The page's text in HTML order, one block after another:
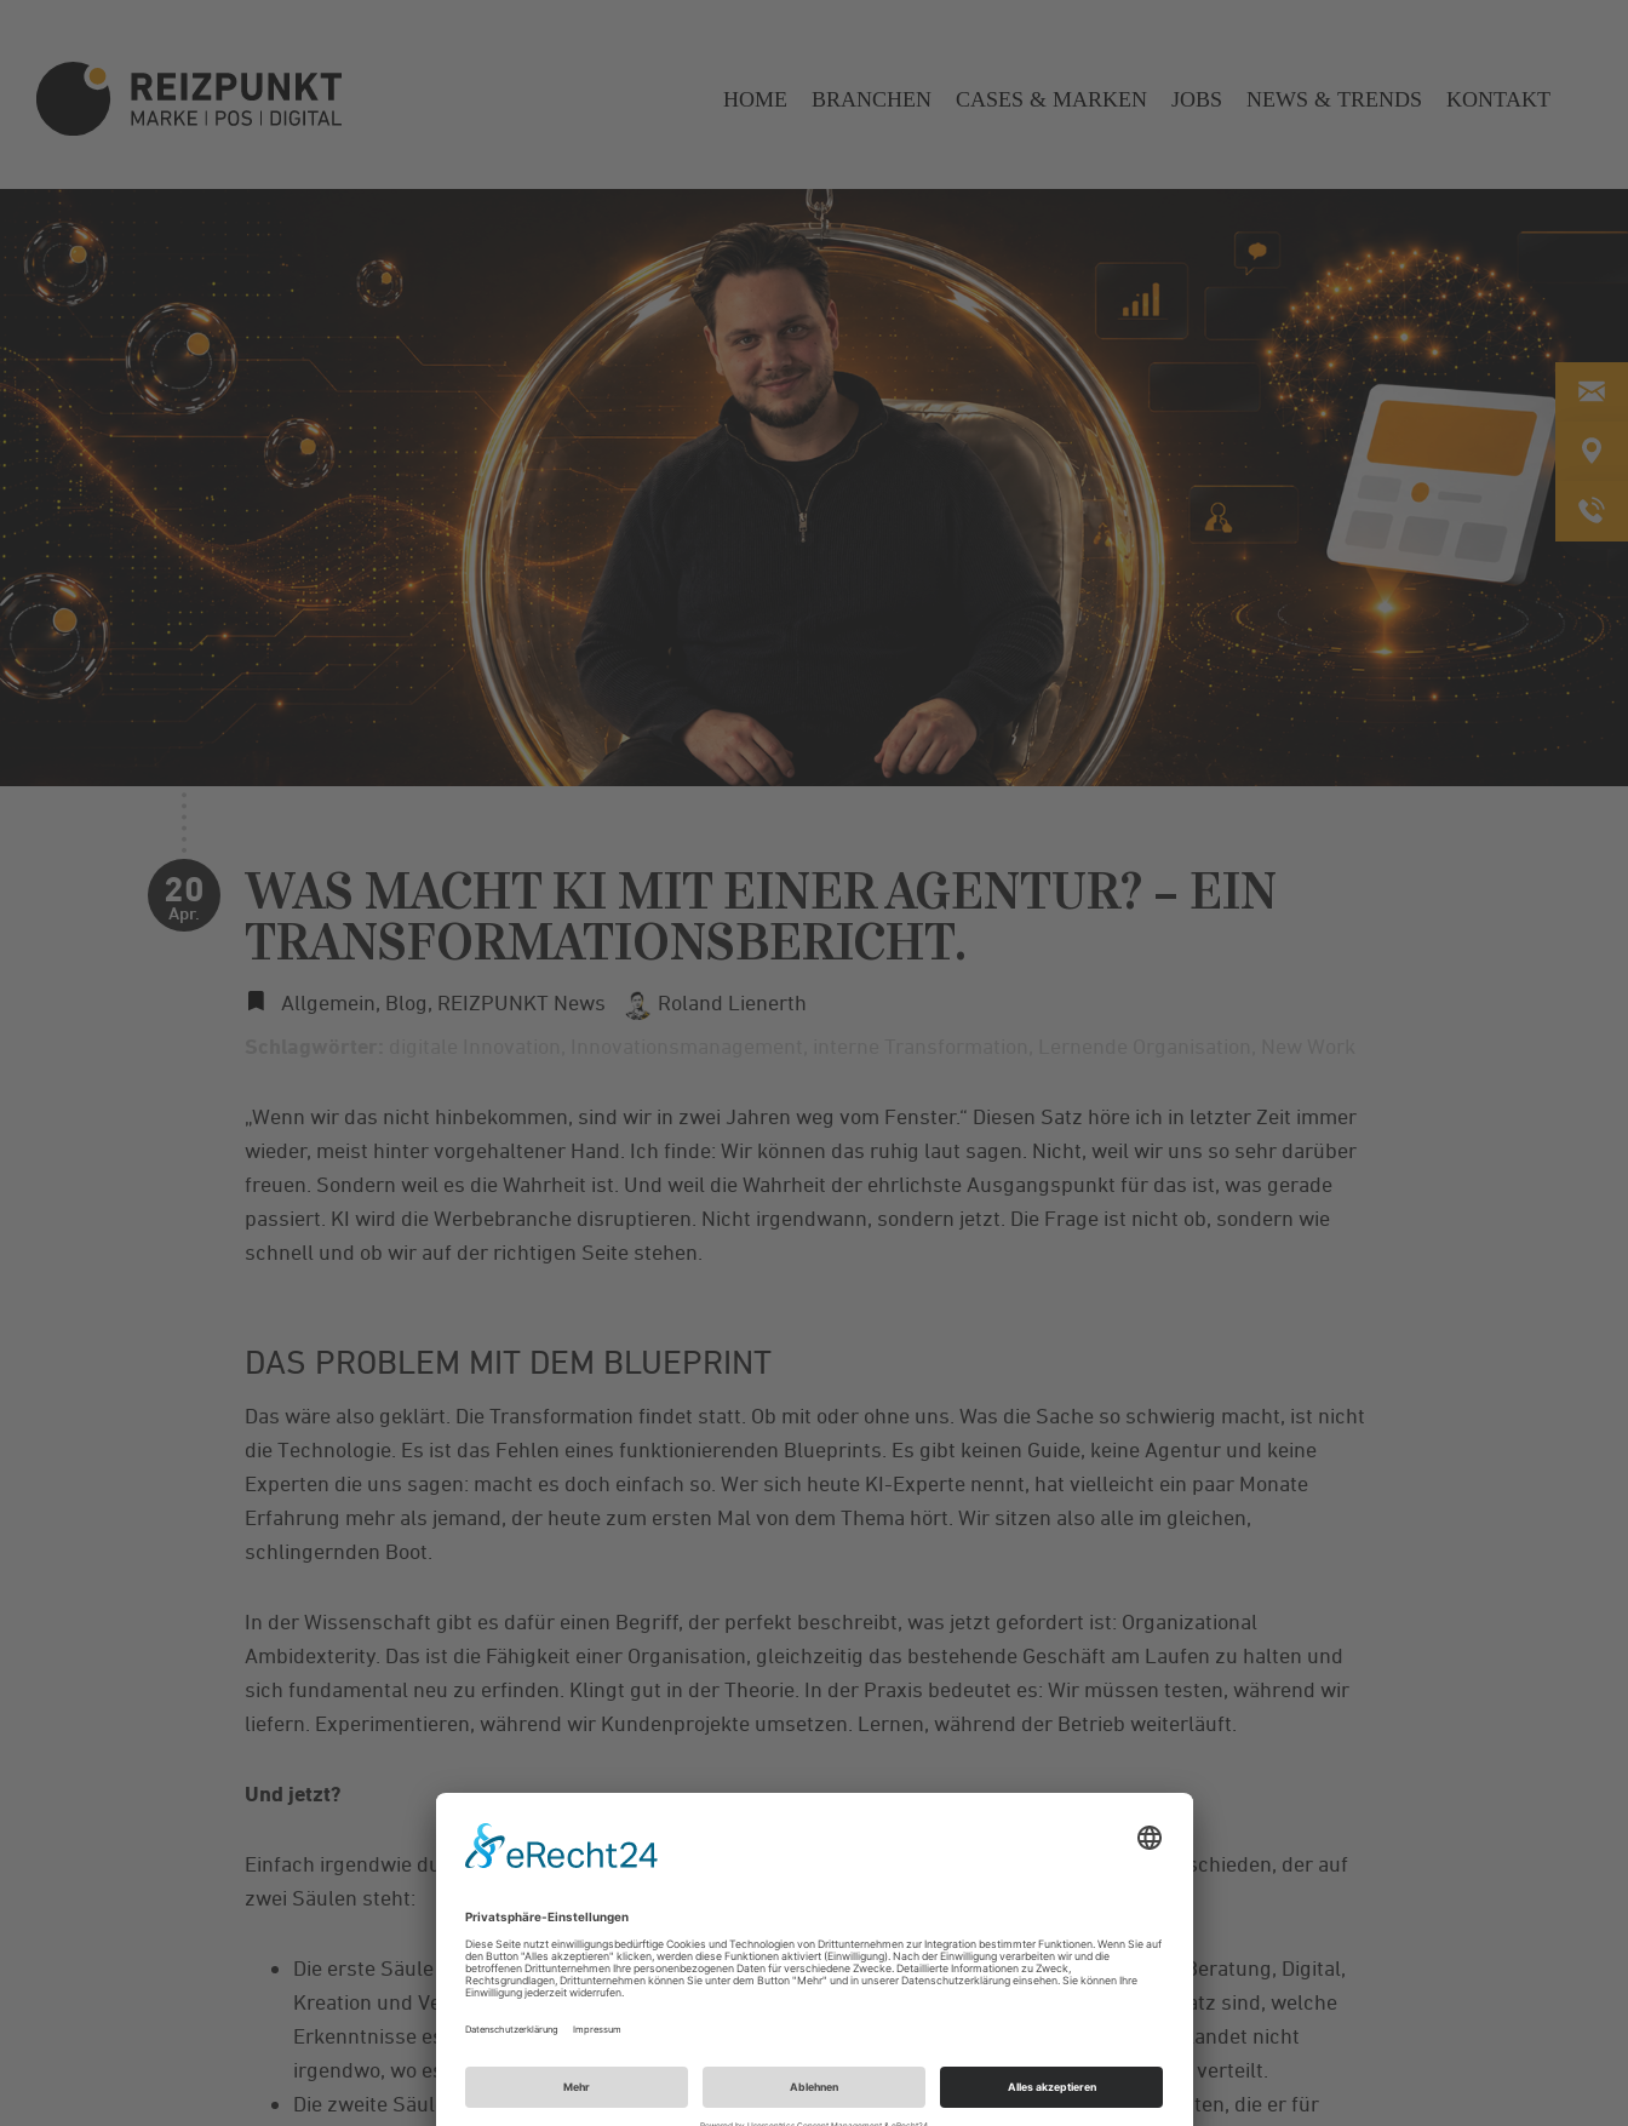
HOME BRANCHEN CASES & MARKEN JOBS NEWS & TRENDS KONTAKT
20
Apr.
WAS MACHT KI MIT EINER AGENTUR? – EIN
TRANSFORMATIONSBERICHT.
Allgemein, Blog, REIZPUNKT News
Roland Lienerth
„Wenn wir das nicht hinbekommen, sind wir in zwei Jahren weg vom Fenster.“ Diesen Satz höre ich in letzter Zeit immer
wieder, meist hinter vorgehaltener Hand. Ich finde: Wir können das ruhig laut sagen. Nicht, weil wir uns so sehr darüber
freuen. Sondern weil es die Wahrheit ist. Und weil die Wahrheit der ehrlichste Ausgangspunkt für das ist, was gerade
passiert. KI wird die Werbebranche disruptieren. Nicht irgendwann, sondern jetzt. Die Frage ist nicht ob, sondern wie
schnell und ob wir auf der richtigen Seite stehen.
DAS PROBLEM MIT DEM BLUEPRINT
Das wäre also geklärt. Die Transformation findet statt. Ob mit oder ohne uns. Was die Sache so schwierig macht, ist nicht
die Technologie. Es ist das Fehlen eines funktionierenden Blueprints. Es gibt keinen Guide, keine Agentur und keine
Experten die uns sagen: macht es doch einfach so. Wer sich heute KI-Experte nennt, hat vielleicht ein paar Monate
Erfahrung mehr als jemand, der heute zum ersten Mal von dem Thema hört. Wir sitzen also alle im gleichen,
schlingernden Boot.
In der Wissenschaft gibt es dafür einen Begriff, der perfekt beschreibt, was jetzt gefordert ist: Organizational
Ambidexterity. Das ist die Fähigkeit einer Organisation, gleichzeitig das bestehende Geschäft am Laufen zu halten und
sich fundamental neu zu erfinden. Klingt gut in der Theorie. In der Praxis bedeutet es: Wir müssen testen, während wir
liefern. Experimentieren, während wir Kundenprojekte umsetzen. Lernen, während der Betrieb weiterläuft.
Und jetzt?
Einfach irgendwie durchwurschteln? Nicht ganz. Wir von REIZPUNKT haben uns für einen Ansatz entschieden, der auf
zwei Säulen steht:
Die erste Säule ist Struktur. In regelmäßigen Abständen setzen sich die Kernteams zusammen. Beratung, Digital,
Kreation und Verwaltung. Jeder Bereich bringt mit, was er ausprobiert hat, welche Tools im Einsatz sind, welche
Erkenntnisse es gibt, welche Prozesse sich für Automatisierung eignen könnten. Dieses Wissen landet nicht
irgendwo, wo es niemand liest, sondern es wird über Team-Events in der gesamten Organisation verteilt.
Die zweite Säule ist Freiheit. Außerhalb dieser fixen Austauschformate kann jeder neue Tools testen, die er für